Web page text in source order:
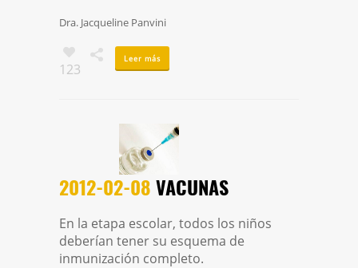
Dra. Jacqueline Panvini
123
Leer más
2012-02-08VACUNAS
En la etapa escolar, todos los niños
deberían tener su esquema de
inmunización completo.